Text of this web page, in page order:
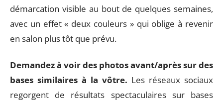
démarcation visible au bout de quelques semaines,
avec un effet « deux couleurs » qui oblige à revenir
en salon plus tôt que prévu.
Demandez à voir des photos avant/après sur des
bases similaires à la vôtre. Les réseaux sociaux
regorgent de résultats spectaculaires sur bases